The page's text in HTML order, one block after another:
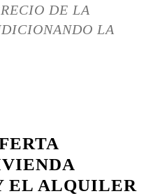
DE LA
LA
EL ALQUILER